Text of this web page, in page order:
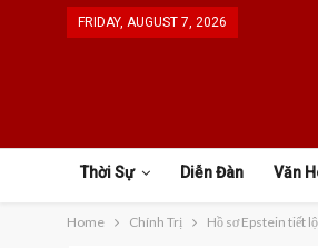
FRIDAY, AUGUST 7, 2026
Thời Sự Diễn Đàn Văn
Home Chính Trị Hồ sơ Epstein tiết